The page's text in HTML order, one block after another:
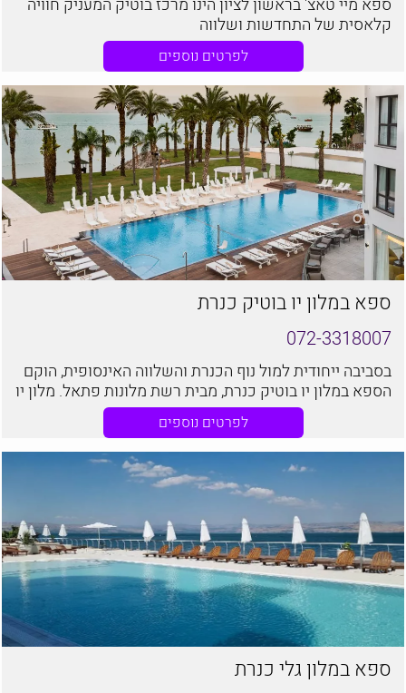
ספא מיי טאצ' בראשון לציון הינו מרכז בוטיק המעניק חוויה
קלאסית של התחדשות ושלווה
לפרטים נוספים
ספא במלון יו בוטיק כנרת
072-3318007
בסביבה ייחודית למול נוף הכנרת והשלווה האינסופית, הוקם
הספא במלון יו בוטיק כנרת, מבית רשת מלונות פתאל. מלון יו
בוטיק הנו מלון בוטיק יוקרתי ומפנק, הניצב על שפת הכנרת,
ומציע חווית אירוח ברמה הגבוהה ביותר
לפרטים נוספים
ספא במלון גלי כנרת